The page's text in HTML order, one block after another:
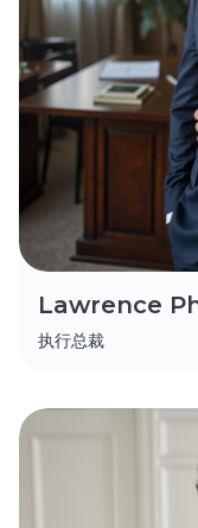
Lawrence
执行总裁